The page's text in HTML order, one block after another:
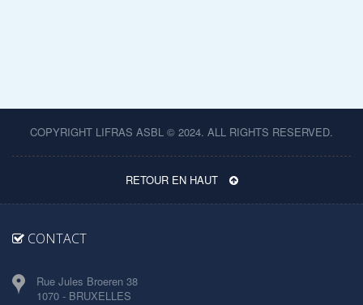
COPYRIGHT LIFRAS ASBL © 2024. ALL RIGHTS RESERVED.
RETOUR EN HAUT
CONTACT
Rue Jules Broeren 38
1070 - BRUXELLES